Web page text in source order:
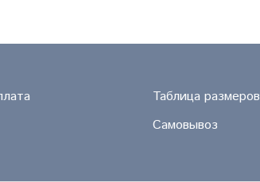
Таблица размеров
Самовывоз